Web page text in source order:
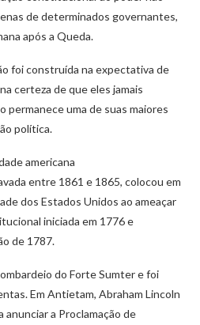
de determinados governantes,
após a Queda.
foi construída na expectativa de
certeza de que eles jamais
permanece uma de suas maiores
política.
americana
entre 1861 e 1865, colocou em
dos Estados Unidos ao ameaçar
iniciada em 1776 e
de 1787.
do Forte Sumter e foi
Em Antietam, Abraham Lincoln
a Proclamação de